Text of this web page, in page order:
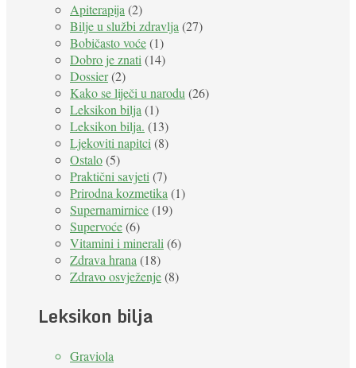
Apiterapija (2)
Bilje u službi zdravlja (27)
Bobičasto voće(1)
Dobro je znati (14)
Dossier(2)
Kako se liječi u narodu (26)
Leksikon bilja (1)
Leksikon bilja. (13)
Ljekoviti napitci (8)
Ostalo(5)
Praktični savjeti (7)
Prirodna kozmetika (1)
Supernamirnice(19)
Supervoće(6)
Vitamini i minerali (6)
Zdrava hrana (18)
Zdravo osvježenje(8)
Leksikon bilja
Graviola